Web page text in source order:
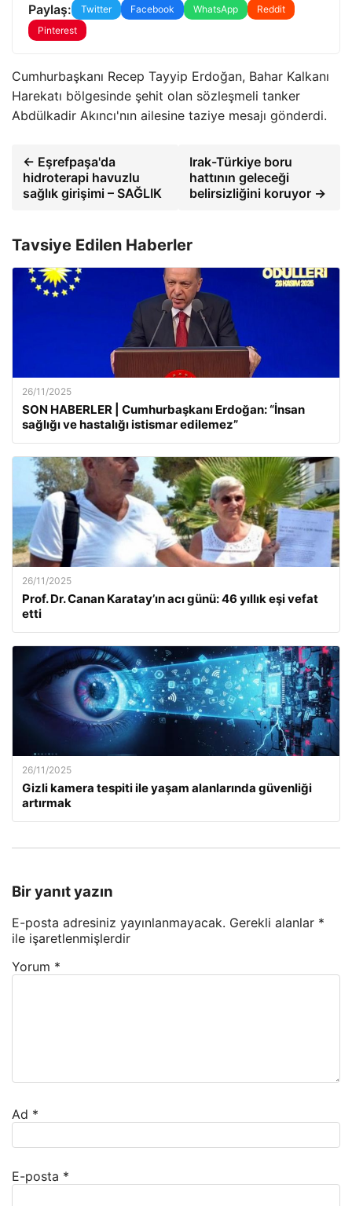
Paylaş: Twitter Facebook WhatsApp
Reddit
Pinterest
Cumhurbaşkanı Recep Tayyip Erdoğan, Bahar Kalkanı
Harekatı bölgesinde şehit olan sözleşmeli tanker
Abdülkadir Akıncı'nın ailesine taziye mesajı gönderdi.
← Eşrefpaşa'da
hidroterapi havuzlu
sağlık girişimi – SAĞLIK
Irak-Türkiye boru
hattının geleceği
belirsizliğini koruyor →
Tavsiye Edilen Haberler
26/11/2025
SON HABERLER | Cumhurbaşkanı Erdoğan: “İnsan
sağlığı ve hastalığı istismar edilemez”
26/11/2025
Prof. Dr. Canan Karatay’ın acı günü: 46 yıllık eşi vefat
etti
26/11/2025
Gizli kamera tespiti ile yaşam alanlarında güvenliği
artırmak
Bir yanıt yazın
E-posta adresiniz yayınlanmayacak. Gerekli alanlar *
ile işaretlenmişlerdir
Yorum *
Ad *
E-posta *